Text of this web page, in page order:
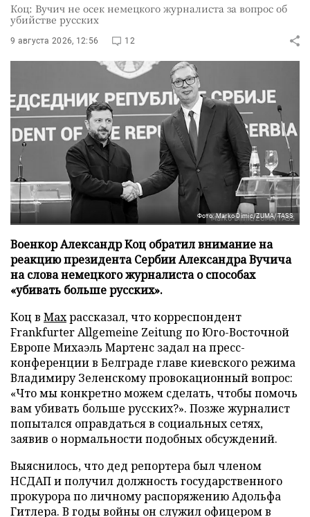
Коц: Вучич не осек немецкого журналиста за вопрос об
убийстве русских
9 августа 2026, 12:56 12
Фото: Marko Dimic/ZUMA/TASS
Военкор Александр Коц обратил внимание на
реакцию президента Сербии Александра Вучича
на слова немецкого журналиста о способах
«убивать больше русских».
Коц в Махрассказал, что корреспондент
Frankfurter Allgemeine Zeitung по Юго-Восточной
Европе Михаэль Мартенс задал на пресс-
конференции в Белграде главе киевского режима
Владимиру Зеленскому провокационный вопрос:
«Что мы конкретно можем сделать, чтобы помочь
вам убивать больше русских?». Позже журналист
попытался оправдаться в социальных сетях,
заявив о нормальности подобных обсуждений.
Выяснилось, что дед репортера был членом
НСДАП и получил должность государственного
прокурора по личному распоряжению Адольфа
Гитлера. В годы войны он служил офицером в